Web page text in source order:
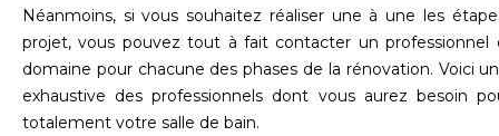
Néanmoins, si vous souhaitez réaliser une à une les
projet, vous pouvez tout à fait contacter un professionnel
domaine pour chacune des phases de la rénovation. Voici
exhaustive des professionnels dont vous aurez besoin
totalement votre salle de bain.